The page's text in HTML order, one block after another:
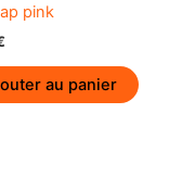
pink
au panier